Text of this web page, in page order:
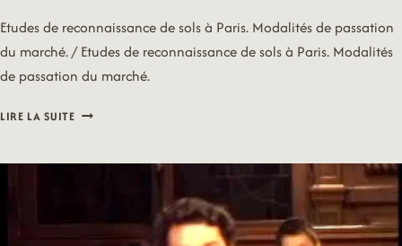
Etudes de reconnaissance de sols à Paris. Modalités de passation
du marché. / Etudes de reconnaissance de sols à Paris. Modalités
de passation du marché.
LIRE LA SUITE14/09/15